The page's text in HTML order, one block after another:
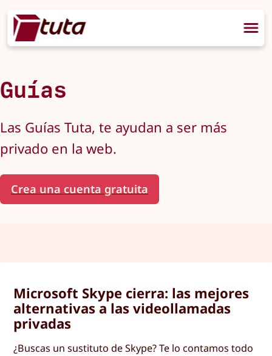
Guías
Las Guías Tuta, te ayudan a ser más
privado en la web.
Crea una cuenta gratuita
Microsoft Skype cierra: las mejores
alternativas a las videollamadas
privadas
¿Buscas un sustituto de Skype? Te lo contamos todo